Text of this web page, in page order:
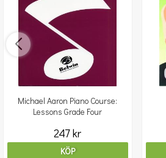
Michael Aaron Piano Course:
Lessons Grade Four
247 kr
KÖP